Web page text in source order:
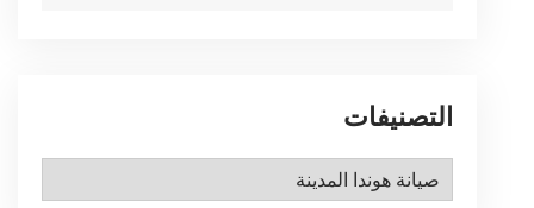
التصنيفات
التصنيفات